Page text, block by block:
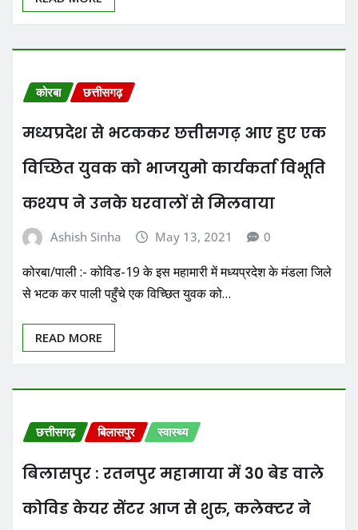
कोरबा छत्तीसगढ़
मध्यप्रदेश से भटककर छत्तीसगढ़ आए हुए एक
विच्छित युवक को भाजयुमो कार्यकर्ता विभूति
कश्यप ने उनके घरवालों से मिलवाया
Ashish Sinha May 13, 2021 0
कोरबा/पाली :- कोविड-19 के इस महामारी में मध्यप्रदेश के मंडला जिले
से भटक कर पाली पहुँचे एक विच्छित युवक को…
READ MORE
छत्तीसगढ़ बिलासपुर स्वास्थ्य
बिलासपुर : रतनपुर महामाया में 30 बेड वाले
कोविड केयर सेंटर आज से शुरु, कलेक्टर ने